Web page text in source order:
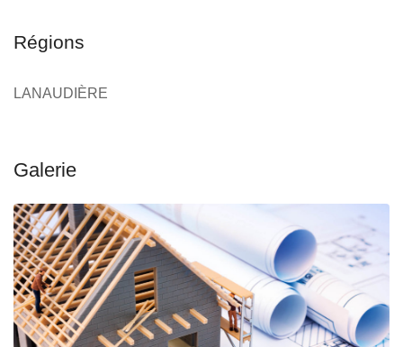
Régions
LANAUDIÈRE